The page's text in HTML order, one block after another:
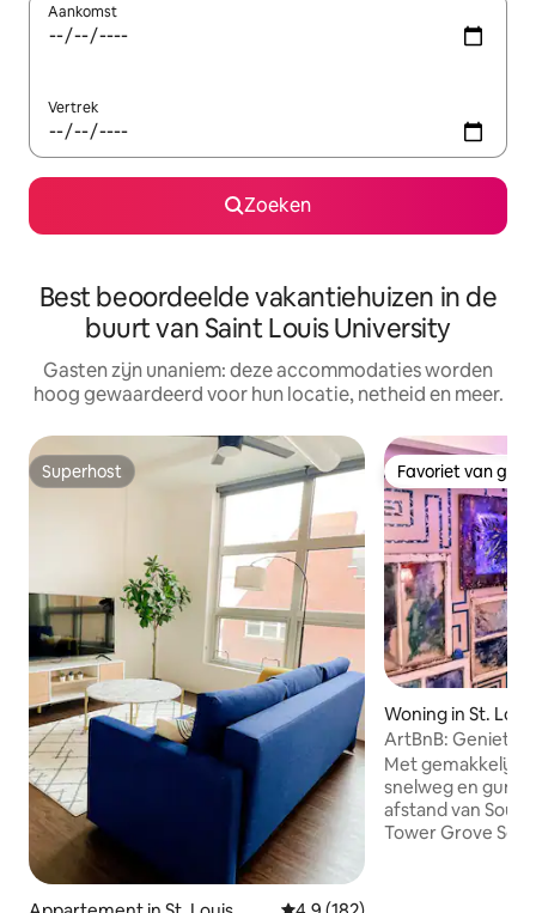
Aankomst
Vertrek
Zoeken
Best beoordeelde vakantiehuizen in de
buurt van Saint Louis University
Gasten zijn unaniem: deze accommodaties worden
hoog gewaardeerd voor hun locatie, netheid en meer.
Superhost
Superhost Favoriet van
Favoriet van
Woning in St.
ArtBnB: Geniet
samengestelde
Met
snelweg en
afstand van
Tower Grove